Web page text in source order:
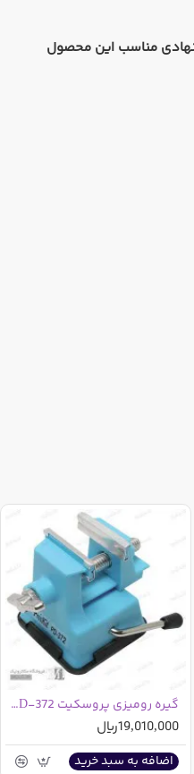
مناسب این محصول
گیره رومیزی پروسکیت PD-372 تایوانی
19,010,000ریال
اضافه به سبد خرید